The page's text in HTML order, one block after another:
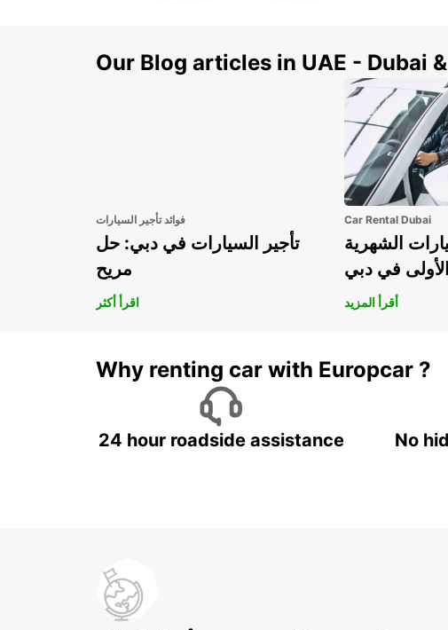
Our Blog articles in UAE - Dubai
فوائد تأجير السيارات
تأجير السيارات في دبي: حل
مريح
اقرأ أكثر
Car Rental Dubai
الشهرية
في دبي
أقرأ المزيد
Why renting car with Europcar ?
24 hour roadside assistance No